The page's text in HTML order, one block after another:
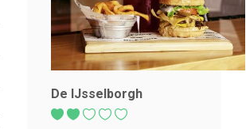
De IJsselborgh